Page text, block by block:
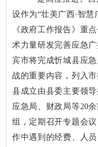
设作为“壮美广西·智
《政府工作报告》重
术力量研发完善应急
宾市将完成忻城县应
战的重要内容，列入
县成立由县委主要领
应急局、财政局等20
组，定期召开专题会
作中遇到的经费、人